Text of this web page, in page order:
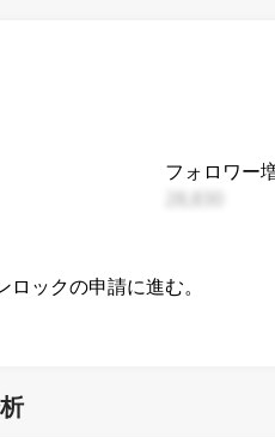
フォロワー
ックの申請に進む。